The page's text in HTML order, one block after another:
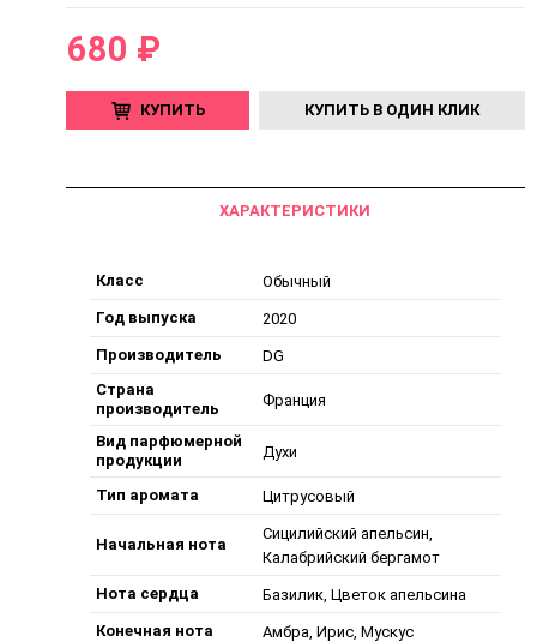
680 ₽
КУПИТЬ КУПИТЬ В ОДИН КЛИК
ХАРАКТЕРИСТИКИ
Класс
Обычный
Год выпуска
2020
Производитель
DG
Страна
производитель
Франция
Вид парфюмерной
продукции
Духи
Тип аромата Цитрусовый
Начальная нота
Сицилийский апельсин,
Калабрийский бергамот
Нота сердца
Базилик, Цветок апельсина
Конечная нота
Амбра, Ирис, Мускус